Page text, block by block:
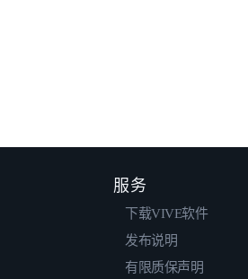
服务
下载VIVE软件
发布说明
有限质保声明